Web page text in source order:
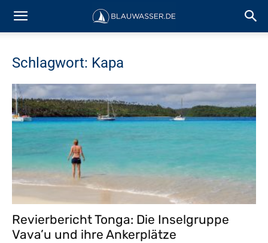
Schlagwort: Kapa
Revierbericht Tonga: Die Inselgruppe
Vava’u und ihre Ankerplätze